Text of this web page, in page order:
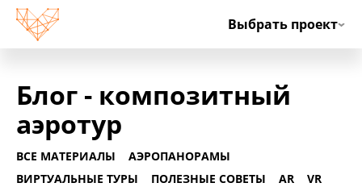
Выбрать проект
Блог - композитный
аэротур
ВСЕ МАТЕРИАЛЫ
АЭРОПАНОРАМЫ
ВИРТУАЛЬНЫЕ ТУРЫ
ПОЛЕЗНЫЕ СОВЕТЫ AR VR